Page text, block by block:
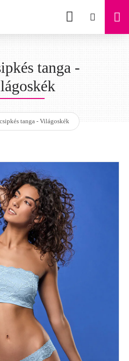
tanga -
tanga - Világoskék